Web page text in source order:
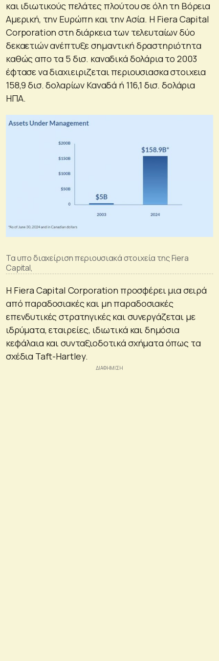
και ιδιωτικούς πελάτες πλούτου σε όλη τη Βόρεια
Αμερική, την Ευρώπη και την Ασία. Η Fiera Capital
Corporation στη διάρκεια των τελευταίων δύο
δεκαετιών ανέπτυξε σημαντική δραστηριότητα
καθώς απο τα 5 δισ. καναδικά δολάρια το 2003
έφτασε να διαχιειριζεται περιουσιασκα στοιχεια
158,9 δισ. δολαρίων Καναδά ή 116,1 δισ. δολάρια
ΗΠΑ.
Τα υπο διαχείριση περιουσιακά στοιχεία της Fiera
Capital,
Η Fiera Capital Corporation προσφέρει μια σειρά
από παραδοσιακές και μη παραδοσιακές
επενδυτικές στρατηγικές και συνεργάζεται με
ιδρύματα, εταιρείες, ιδιωτικά και δημόσια
κεφάλαια και συνταξιοδοτικά σχήματα όπως τα
σχέδια Taft-Hartley.